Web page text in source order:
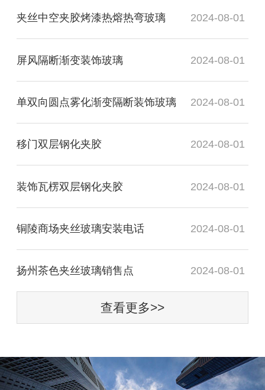
夹丝中空夹胶烤漆热熔热弯玻璃 2024-08-01
屏风隔断渐变装饰玻璃 2024-08-01
单双向圆点雾化渐变隔断装饰玻璃 2024-08-01
移门双层钢化夹胶 2024-08-01
装饰瓦楞双层钢化夹胶 2024-08-01
铜陵商场夹丝玻璃安装电话 2024-08-01
扬州茶色夹丝玻璃销售点 2024-08-01
查看更多>>